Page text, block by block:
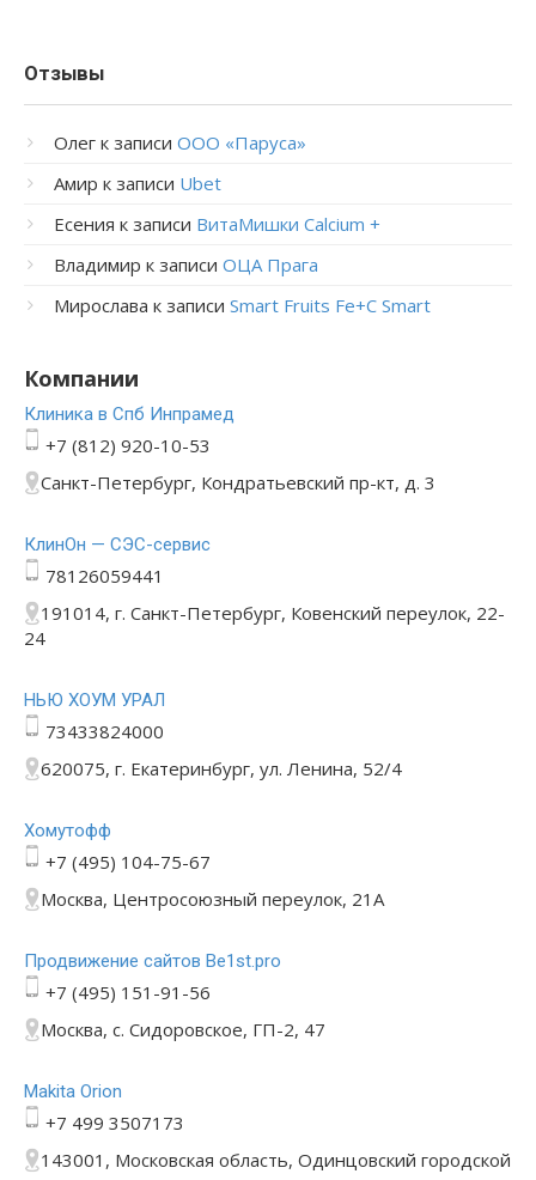
Отзывы
Олег к записи ООО «Паруса»
Амир к записи Ubet
Есения к записи ВитаМишки Calcium +
Владимир к записи ОЦА Прага
Мирослава к записи Smart Fruits Fe+C Smart
Компании
Клиника в Спб Инпрамед
+7 (812) 920-10-53
Санкт-Петербург, Кондратьевский пр-кт, д. 3
КлинОн — СЭС-сервис
78126059441
191014, г. Санкт-Петербург, Ковенский переулок, 22-
24
НЬЮ ХОУМ УРАЛ
73433824000
620075, г. Екатеринбург, ул. Ленина, 52/4
Хомутофф
+7 (495) 104-75-67
Москва, Центросоюзный переулок, 21А
Продвижение сайтов Be1st.pro
+7 (495) 151-91-56
Москва, с. Сидоровское, ГП-2, 47
Makita Orion
+7 499 3507173
143001, Московская область, Одинцовский городской